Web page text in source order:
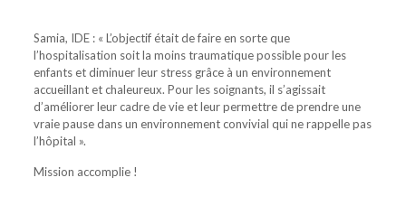
Samia, IDE : « L’objectif était de faire en sorte que
l’hospitalisation soit la moins traumatique possible pour les
enfants et diminuer leur stress grâce à un environnement
accueillant et chaleureux. Pour les soignants, il s’agissait
d’améliorer leur cadre de vie et leur permettre de prendre une
vraie pause dans un environnement convivial qui ne rappelle pas
l’hôpital ».
Mission accomplie !